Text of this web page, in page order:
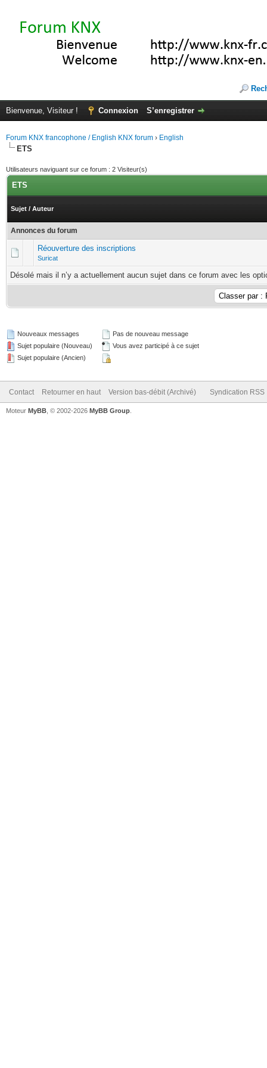
Bienvenue, Visiteur ! Connexion S’enregistrer
Forum KNX francophone / English KNX forum › English
ETS
Utilisateurs naviguant sur ce forum : 2 Visiteur(s)
ETS
Sujet / Auteur
Annonces du forum
Réouverture des inscriptions
Suricat
Désolé mais il n’y a actuellement aucun sujet dans ce forum avec les
Nouveaux messages
Sujet populaire (Nouveau)
Sujet populaire (Ancien)
Pas de nouveau message
Vous avez participé à ce sujet
Contact Retourner en haut Version bas-débit (Archivé) Syndication RSS
Moteur MyBB , © 2002-2026 MyBB Group